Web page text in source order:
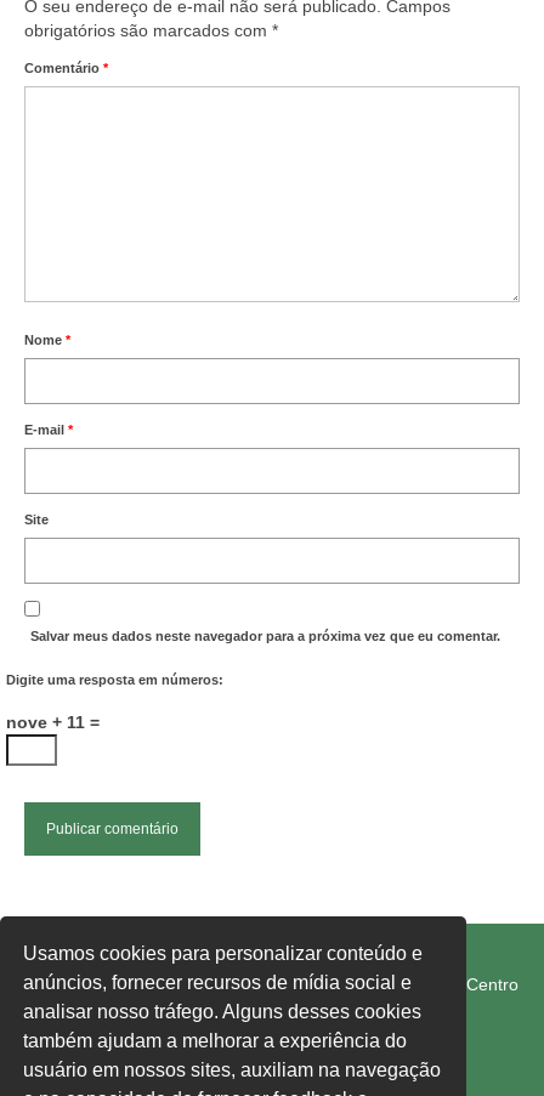
O seu endereço de e-mail não será publicado. Campos
obrigatórios são marcados com *
Comentário *
Nome *
E-mail *
Site
Salvar meus dados neste navegador para a próxima vez que eu comentar.
Digite uma resposta em números:
nove + 11 =
FETRAM-SC/CUT
Rua Rui Barbosa, 274-E, Edifício 1° de Maio, 1° Andar, Centro
Chapecó SC 89801-040
fetram-sc@fetram-sc.org.br
Usamos cookies para personalizar conteúdo e
anúncios, fornecer recursos de mídia social e
analisar nosso tráfego. Alguns desses cookies
também ajudam a melhorar a experiência do
usuário em nossos sites, auxiliam na navegação